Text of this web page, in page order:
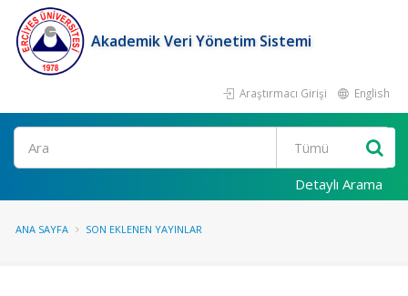
Akademik Veri Yönetim Sistemi
Araştırmacı Girişi English
Ara
Detaylı Arama
ANA SAYFA SON EKLENEN YAYINLAR